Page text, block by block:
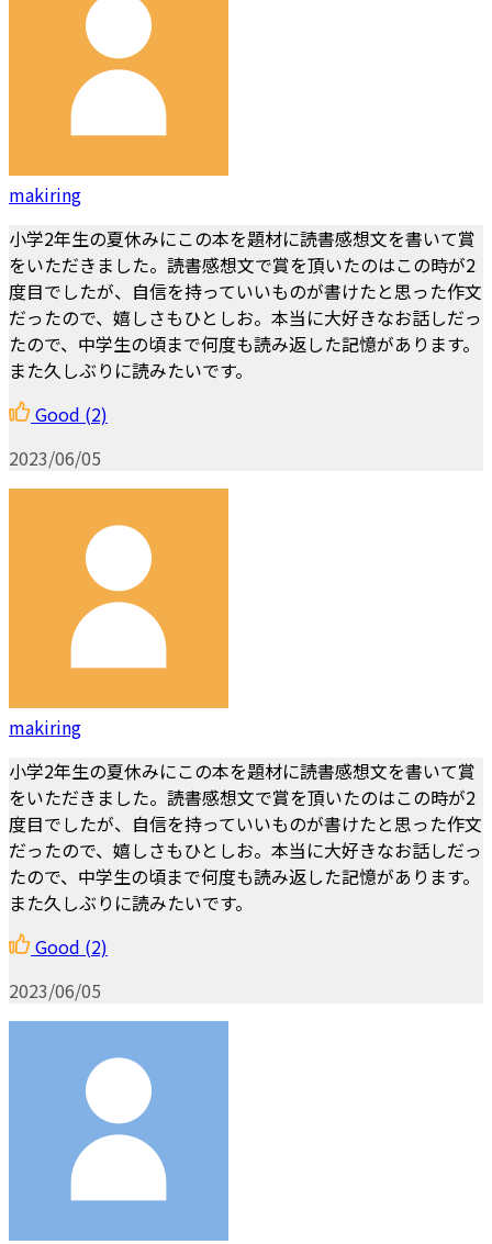
makiring
小学2年生の夏休みにこの本を題材に読書感想文を書いて賞
をいただきました。読書感想文で賞を頂いたのはこの時が2
度目でしたが、自信を持っていいものが書けたと思った作文
だったので、嬉しさもひとしお。本当に大好きなお話しだっ
たので、中学生の頃まで何度も読み返した記憶があります。
また久しぶりに読みたいです。
Good (2)
2023/06/05
makiring
小学2年生の夏休みにこの本を題材に読書感想文を書いて賞
をいただきました。読書感想文で賞を頂いたのはこの時が2
度目でしたが、自信を持っていいものが書けたと思った作文
だったので、嬉しさもひとしお。本当に大好きなお話しだっ
たので、中学生の頃まで何度も読み返した記憶があります。
また久しぶりに読みたいです。
Good (2)
2023/06/05